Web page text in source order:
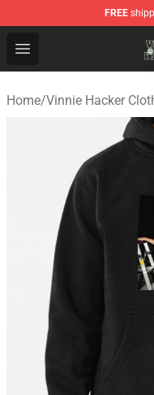
FREE
Open menu
Vinnie Hacker
Home/Vinnie Hacker